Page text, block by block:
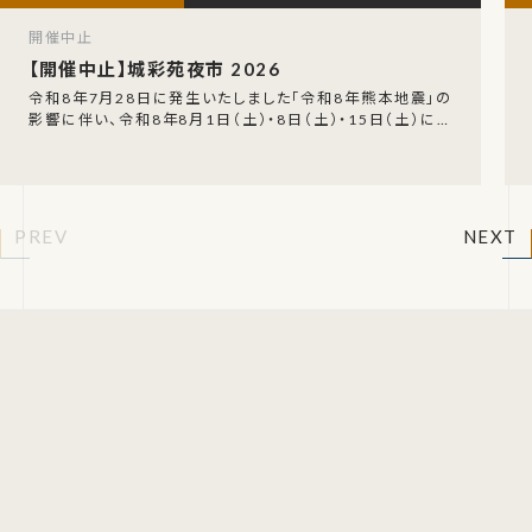
【開催中止】城彩苑夜市 2026
令和8年7月28日に発生いたしました「令和8年熊本地震」の
影響に伴い、令和8年8月1日（土）・8日（土）・15日（土）に開
開催中止
PREV NEXT